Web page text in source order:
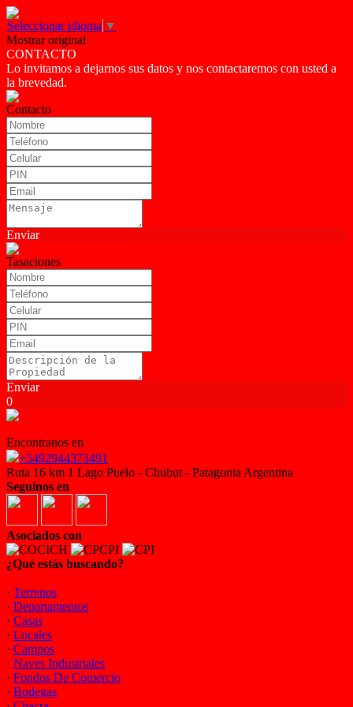
Seleccionar idioma ▼
Mostrar original
CONTACTO
Lo invitamos a dejarnos sus datos y nos contactaremos con usted a
la brevedad.
Contacto
Enviar
Tasaciones
Enviar
0
Encontranos en
+5492944373491
Ruta 16 km 1 Lago Puelo - Chubut - Patagonia Argentina
Seguinos en
Asociados con
¿Qué estás buscando?
· Terrenos
· Departamentos
· Casas
· Locales
· Campos
· Naves Industriales
· Fondos De Comercio
· Bodegas